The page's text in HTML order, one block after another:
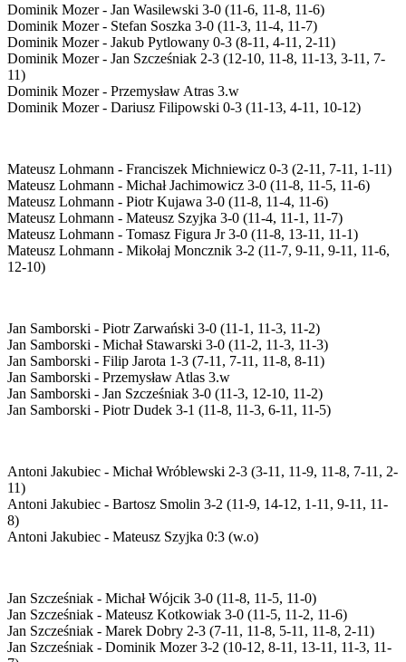
Dominik Mozer - Jan Wasilewski 3-0 (11-6, 11-8, 11-6)
Dominik Mozer - Stefan Soszka 3-0 (11-3, 11-4, 11-7)
Dominik Mozer - Jakub Pytlowany 0-3 (8-11, 4-11, 2-11)
Dominik Mozer - Jan Szcześniak 2-3 (12-10, 11-8, 11-13, 3-11, 7-
11)
Dominik Mozer - Przemysław Atras 3.w
Dominik Mozer - Dariusz Filipowski 0-3 (11-13, 4-11, 10-12)
Mateusz Lohmann - Franciszek Michniewicz 0-3 (2-11, 7-11, 1-11)
Mateusz Lohmann - Michał Jachimowicz 3-0 (11-8, 11-5, 11-6)
Mateusz Lohmann - Piotr Kujawa 3-0 (11-8, 11-4, 11-6)
Mateusz Lohmann - Mateusz Szyjka 3-0 (11-4, 11-1, 11-7)
Mateusz Lohmann - Tomasz Figura Jr 3-0 (11-8, 13-11, 11-1)
Mateusz Lohmann - Mikołaj Moncznik 3-2 (11-7, 9-11, 9-11, 11-6,
12-10)
Jan Samborski - Piotr Zarwański 3-0 (11-1, 11-3, 11-2)
Jan Samborski - Michał Stawarski 3-0 (11-2, 11-3, 11-3)
Jan Samborski - Filip Jarota 1-3 (7-11, 7-11, 11-8, 8-11)
Jan Samborski - Przemysław Atlas 3.w
Jan Samborski - Jan Szcześniak 3-0 (11-3, 12-10, 11-2)
Jan Samborski - Piotr Dudek 3-1 (11-8, 11-3, 6-11, 11-5)
Antoni Jakubiec - Michał Wróblewski 2-3 (3-11, 11-9, 11-8, 7-11, 2-
11)
Antoni Jakubiec - Bartosz Smolin 3-2 (11-9, 14-12, 1-11, 9-11, 11-
8)
Antoni Jakubiec - Mateusz Szyjka 0:3 (w.o)
Jan Szcześniak - Michał Wójcik 3-0 (11-8, 11-5, 11-0)
Jan Szcześniak - Mateusz Kotkowiak 3-0 (11-5, 11-2, 11-6)
Jan Szcześniak - Marek Dobry 2-3 (7-11, 11-8, 5-11, 11-8, 2-11)
Jan Szcześniak - Dominik Mozer 3-2 (10-12, 8-11, 13-11, 11-3, 11-